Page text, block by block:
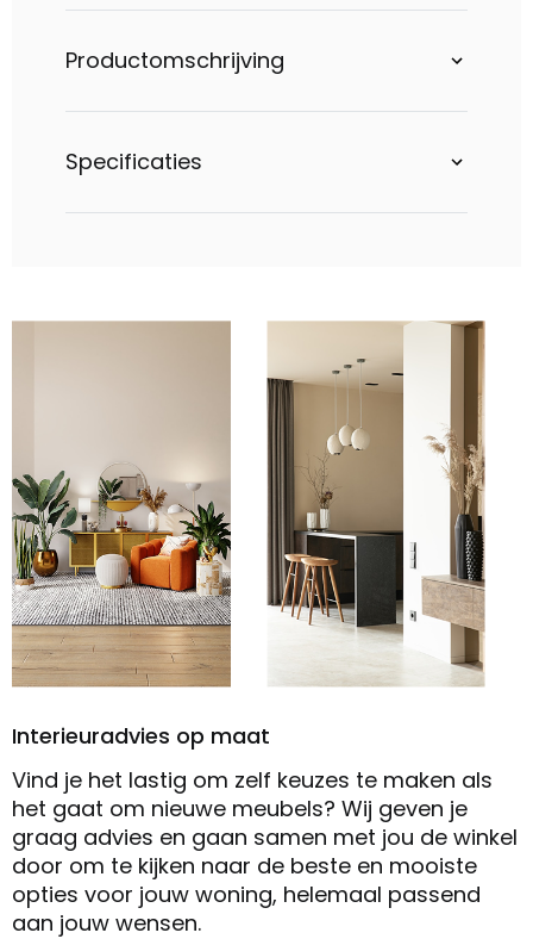
Productomschrijving
Specificaties
Interieuradvies op maat
Vind je het lastig om zelf keuzes te maken als
het gaat om nieuwe meubels? Wij geven je
graag advies en gaan samen met jou de winkel
door om te kijken naar de beste en mooiste
opties voor jouw woning, helemaal passend
aan jouw wensen.